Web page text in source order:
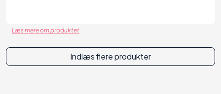
Læs mere om produktet
Indlæs flere produkter